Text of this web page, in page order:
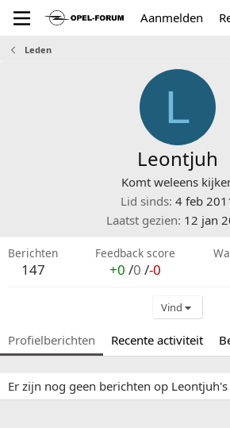
Aanmelden
Leden
L
Leontjuh
Komt weleens
Lid sinds 4 feb
Laatst gezien 12 jan
Berichten
147
Feedback score
+0 /0 /-0
Vind
Profielberichten Recente activiteit
Er zijn nog geen berichten op